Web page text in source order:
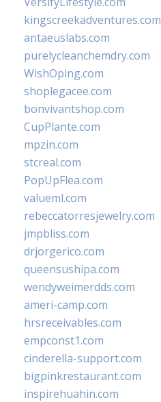
kingscreekadventures.com
antaeuslabs.com
purelycleanchemdry.com
WishOping.com
shoplegacee.com
bonvivantshop.com
CupPlante.com
mpzin.com
stcreal.com
PopUpFlea.com
valueml.com
rebeccatorresjewelry.com
jmpbliss.com
drjorgerico.com
queensushipa.com
wendyweimerdds.com
ameri-camp.com
hrsreceivables.com
empconst1.com
cinderella-support.com
bigpinkrestaurant.com
inspirehuahin.com